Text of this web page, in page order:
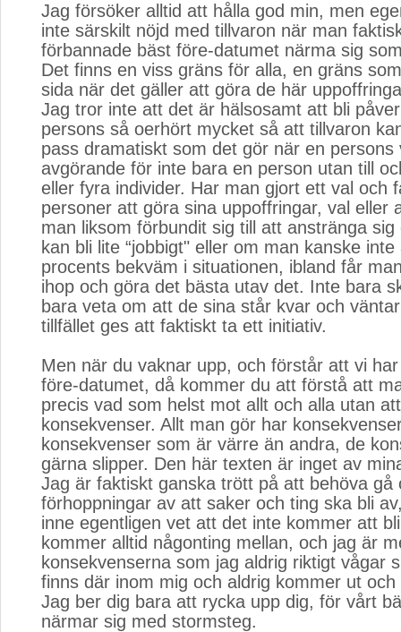
Jag försöker alltid att hålla god min, men
inte särskilt nöjd med tillvaron när man
förbannade bäst före-datumet närma sig
Det finns en viss gräns för alla, en gräns
sida när det gäller att göra de här
Jag tror inte att det är hälsosamt att bli
persons så oerhört mycket så att tillvaron
pass dramatiskt som det gör när en persons
avgörande för inte bara en person utan till
eller fyra individer. Har man gjort ett val och
personer att göra sina uppoffringar, val eller
man liksom förbundit sig till att anstränga
kan bli lite “jobbigt" eller om man kanske
procents bekväm i situationen, ibland får
ihop och göra det bästa utav det. Inte bara
bara veta om att de sina står kvar och
tillfället ges att faktiskt ta ett initiativ.
Men när du vaknar upp, och förstår att vi
före-datumet, då kommer du att förstå att
precis vad som helst mot allt och alla utan
konsekvenser. Allt man gör har
konsekvenser som är värre än andra, de
gärna slipper. Den här texten är inget av
Jag är faktiskt ganska trött på att behöva gå
förhoppningar av att saker och ting ska bli
inne egentligen vet att det inte kommer att
kommer alltid någonting mellan, och jag är
konsekvenserna som jag aldrig riktigt vågar
finns där inom mig och aldrig kommer ut
Jag ber dig bara att rycka upp dig, för vårt
närmar sig med stormsteg.